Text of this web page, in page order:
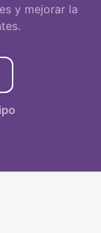
y mejorar la